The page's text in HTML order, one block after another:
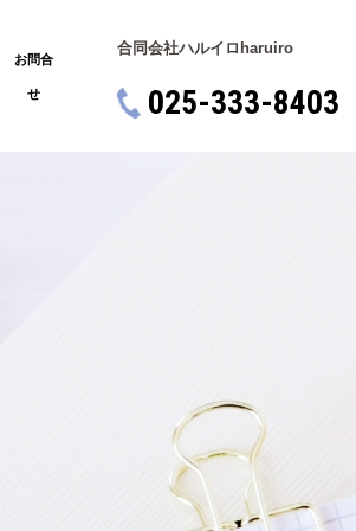
お問合
せ
合同会社ハルイロ haruiro
025-333-8403